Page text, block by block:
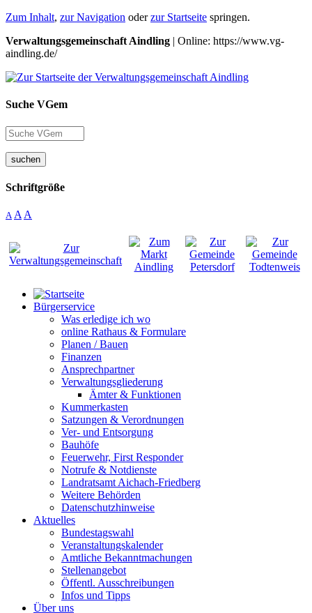
Zum Inhalt, zur Navigation oderzur Startseite springen.
Verwaltungsgemeinschaft Aindling | Online: https://www.vg-
aindling.de/
Suche VGem
suchen
Schriftgröße
A A A
Bürgerservice
Was erledige ich wo
online Rathaus & Formulare
Planen / Bauen
Finanzen
Ansprechpartner
Verwaltungsgliederung
Ämter & Funktionen
Kummerkasten
Satzungen & Verordnungen
Ver- und Entsorgung
Bauhöfe
Feuerwehr, First Responder
Notrufe & Notdienste
Landratsamt Aichach-Friedberg
Weitere Behörden
Datenschutzhinweise
Aktuelles
Bundestagswahl
Veranstaltungskalender
Amtliche Bekanntmachungen
Stellenangebot
Öffentl. Ausschreibungen
Infos und Tipps
Über uns